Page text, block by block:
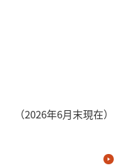
（2026年6月末現在）